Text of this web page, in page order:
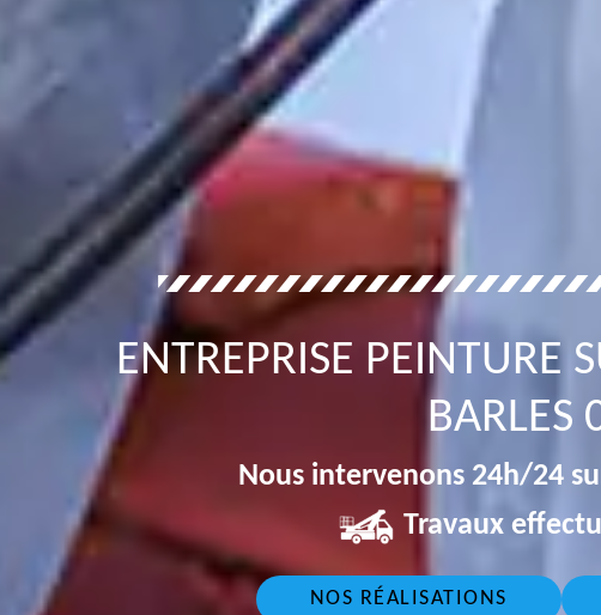
ENTREPRISE PEINTURE
BARLES
Nous intervenons 24h/24
Travaux
NOS RÉALISATIONS